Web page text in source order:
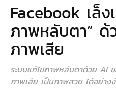
Facebook เล็ง
ภาพหลับตา” ด้
ภาพเสีย
ระบบแก้ไขภาพหลับตาด้วย AI
ภาพเสีย เป็นภาพสวย ได้อย่าง